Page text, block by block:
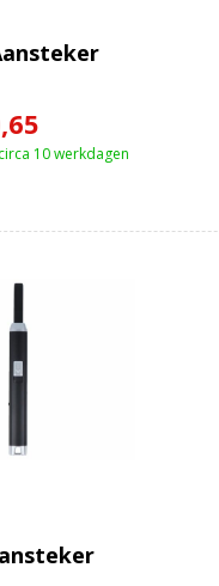
10 werkdagen